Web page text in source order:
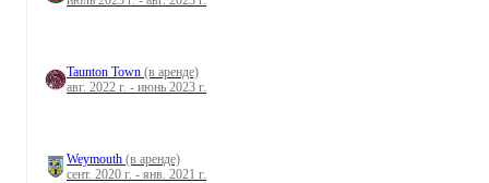
Taunton Town (в аренде)
авг. 2022 г. - июнь 2023 г.
Weymouth (в аренде)
сент. 2020 г. - янв. 2021 г.